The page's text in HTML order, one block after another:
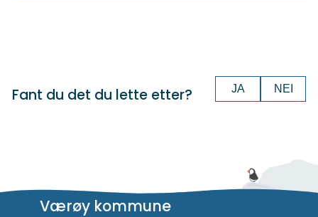
Fant du det du lette etter? JA NEI
Værøy kommune